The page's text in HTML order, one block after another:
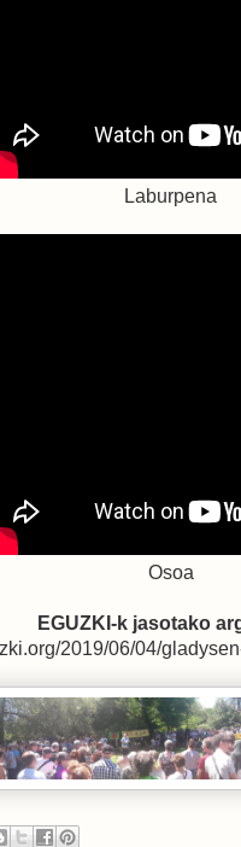
Laburpena
Osoa
EGUZKI-k jasotako
2019/06/04/